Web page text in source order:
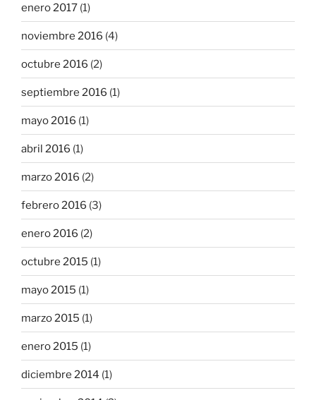
enero 2017 (1)
noviembre 2016 (4)
octubre 2016 (2)
septiembre 2016 (1)
mayo 2016 (1)
abril 2016 (1)
marzo 2016 (2)
febrero 2016 (3)
enero 2016 (2)
octubre 2015 (1)
mayo 2015 (1)
marzo 2015 (1)
enero 2015 (1)
diciembre 2014 (1)